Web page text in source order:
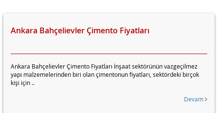
Ankara Bahçelievler Çimento Fiyatları
Ankara Bahçelievler Çimento Fiyatları İnşaat sektörünün vazgeçilmez
yapı malzemelerinden biri olan çimentonun fiyatları, sektördeki birçok
kişi için ..
Devam